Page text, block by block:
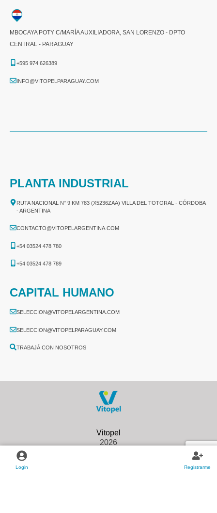
Login Registrarme
MBOCAYA POTY C/MARÍA AUXILIADORA, SAN LORENZO - DPTO
CENTRAL - PARAGUAY
+595 974 626389
INFO@VITOPELPARAGUAY.COM
PLANTA INDUSTRIAL
RUTA NACIONAL N° 9 KM 783 (X5236ZAA) VILLA DEL TOTORAL - CÓRDOBA
- ARGENTINA
CONTACTO@VITOPELARGENTINA.COM
+54 03524 478 780​
+54 03524 478 789​
CAPITAL HUMANO
SELECCION@VITOPELARGENTINA.COM
SELECCION@VITOPELPARAGUAY.COM
TRABAJÁ CON NOSOTROS
2026